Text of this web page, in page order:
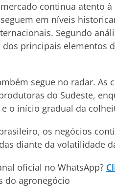
continua atento
seguem em níveis
Segundo
principais elementos
segue no radar.
do Sudeste,
o início gradual da
os negócios
diante da volatilidade
oficial no WhatsApp?
do agronegócio